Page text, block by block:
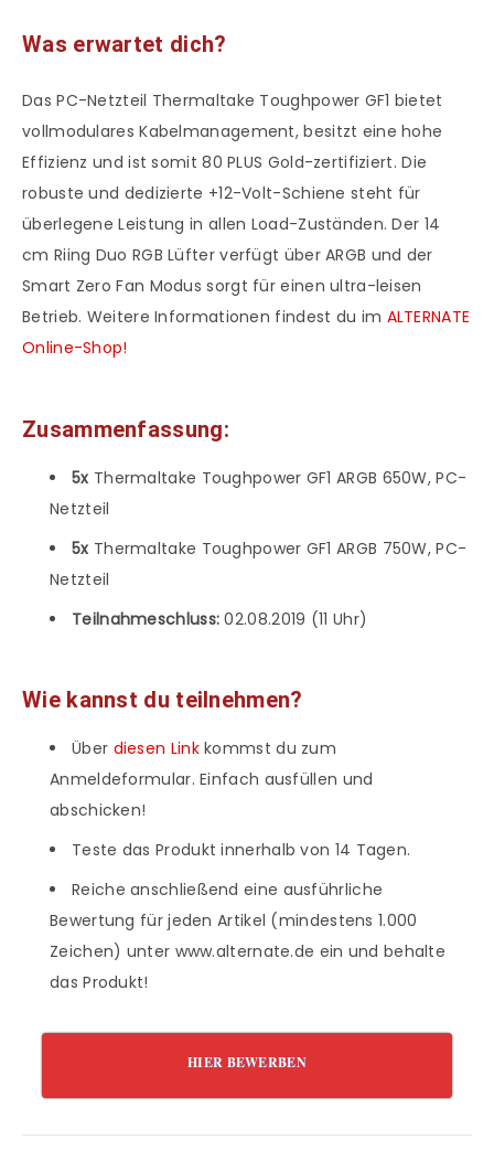
Was erwartet dich?
Das PC-Netzteil Thermaltake Toughpower GF1 bietet
vollmodulares Kabelmanagement, besitzt eine hohe
Effizienz und ist somit 80 PLUS Gold-zertifiziert. Die
robuste und dedizierte +12-Volt-Schiene steht für
überlegene Leistung in allen Load-Zuständen. Der 14
cm Riing Duo RGB Lüfter verfügt über ARGB und der
Smart Zero Fan Modus sorgt für einen ultra-leisen
Betrieb. Weitere Informationen findest du im ALTERNATE
Online-Shop!
Zusammenfassung:
5x Thermaltake Toughpower GF1 ARGB 650W, PC-
Netzteil
5x Thermaltake Toughpower GF1 ARGB 750W, PC-
Netzteil
Teilnahmeschluss:02.08.2019 (11 Uhr)
Wie kannst du teilnehmen?
Über diesen Linkkommst du zum
Anmeldeformular. Einfach ausfüllen und
abschicken!
Teste das Produkt innerhalb von 14 Tagen.
Reiche anschließend eine ausführliche
Bewertung für jeden Artikel (mindestens 1.000
Zeichen) unter www.alternate.de ein und behalte
das Produkt!
HIER BEWERBEN